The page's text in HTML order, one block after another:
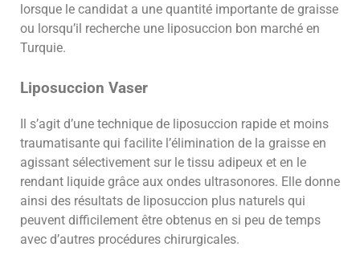
lorsque le candidat a une quantité importante de graisse
ou lorsqu’il recherche une liposuccion bon marché en
Turquie.
Liposuccion Vaser
Il s’agit d’une technique de liposuccion rapide et moins
traumatisante qui facilite l’élimination de la graisse en
agissant sélectivement sur le tissu adipeux et en le
rendant liquide grâce aux ondes ultrasonores. Elle donne
ainsi des résultats de liposuccion plus naturels qui
peuvent difficilement être obtenus en si peu de temps
avec d’autres procédures chirurgicales.